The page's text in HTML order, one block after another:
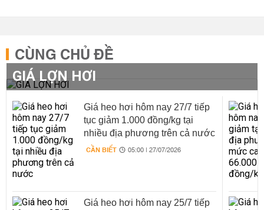
CÙNG CHỦ ĐỀ
GIÁ LỢN HƠI
Giá heo hơi hôm nay 27/7 tiếp
tục giảm 1.000 đồng/kg tại
nhiều địa phương trên cả nước
CẦN BIẾT 05:00 | 27/07/2026
Giá heo hơi hôm nay 25/7 tiếp